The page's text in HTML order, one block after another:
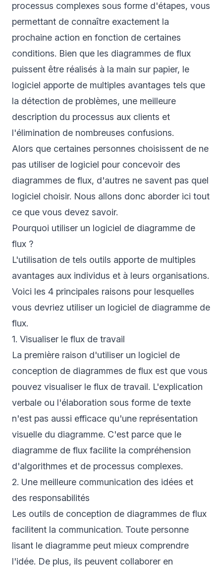
processus complexes sous forme d'étapes, vous
permettant de connaître exactement la
prochaine action en fonction de certaines
conditions. Bien que les diagrammes de flux
puissent être réalisés à la main sur papier, le
logiciel apporte de multiples avantages tels que
la détection de problèmes, une meilleure
description du processus aux clients et
l'élimination de nombreuses confusions.
Alors que certaines personnes choisissent de ne
pas utiliser de logiciel pour concevoir des
diagrammes de flux, d'autres ne savent pas quel
logiciel choisir. Nous allons donc aborder ici tout
ce que vous devez savoir.
Pourquoi utiliser un logiciel de diagramme de
flux ?
L'utilisation de tels outils apporte de multiples
avantages aux individus et à leurs organisations.
Voici les 4 principales raisons pour lesquelles
vous devriez utiliser un logiciel de diagramme de
flux.
1. Visualiser le flux de travail
La première raison d'utiliser un logiciel de
conception de diagrammes de flux est que vous
pouvez visualiser le flux de travail. L'explication
verbale ou l'élaboration sous forme de texte
n'est pas aussi efficace qu'une représentation
visuelle du diagramme. C'est parce que le
diagramme de flux facilite la compréhension
d'algorithmes et de processus complexes.
2. Une meilleure communication des idées et
des responsabilités
Les outils de conception de diagrammes de flux
facilitent la communication. Toute personne
lisant le diagramme peut mieux comprendre
l'idée. De plus, ils peuvent collaborer en